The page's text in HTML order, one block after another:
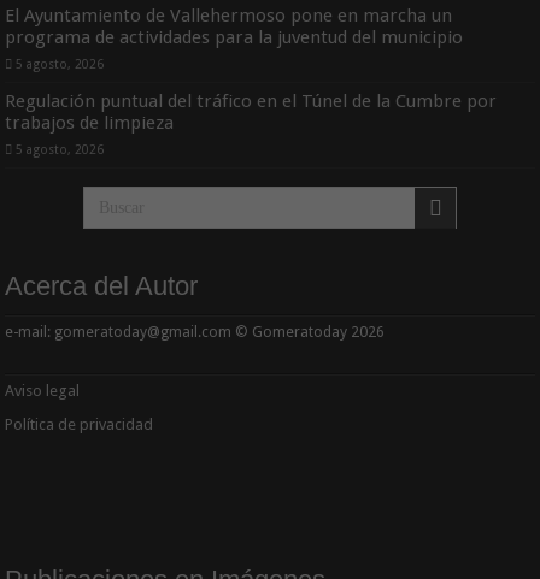
El Ayuntamiento de Vallehermoso pone en marcha un
programa de actividades para la juventud del municipio
5 agosto, 2026
Regulación puntual del tráfico en el Túnel de la Cumbre por
trabajos de limpieza
5 agosto, 2026
Acerca del Autor
e-mail: gomeratoday@gmail.com © Gomeratoday 2026
Aviso legal
Política de privacidad